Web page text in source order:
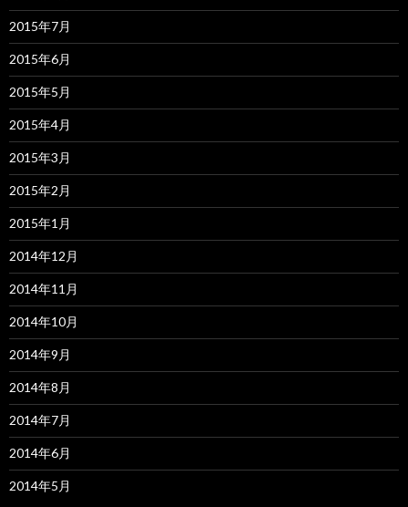
2015年7月
2015年6月
2015年5月
2015年4月
2015年3月
2015年2月
2015年1月
2014年12月
2014年11月
2014年10月
2014年9月
2014年8月
2014年7月
2014年6月
2014年5月